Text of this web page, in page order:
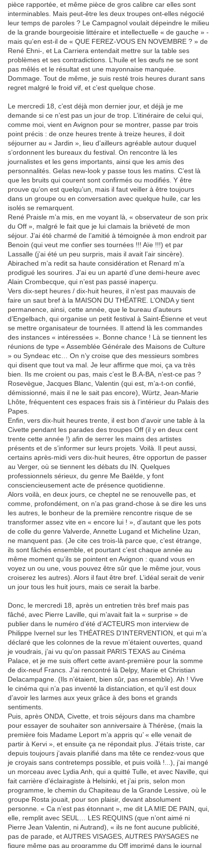
pièce rapportée, et même pièce de gros calibre car elles sont
interminables. Mais peut-être les deux troupes ont-elles négocié
leur temps de paroles ? Le Campagnol voulait dépeindre le milieu
de la grande bourgeoisie littéraire et intellectuelle « de gauche » -
mais qu’en est-il de « QUE FEREZ-VOUS EN NOVEMBRE ? » de
René Ehni-, et La Carriera entendait mettre sur la table ses
problèmes et ses contradictions. L’huile et les œufs ne se sont
pas mêlés et le résultat est une mayonnaise manquée.
Dommage. Tout de même, je suis resté trois heures durant sans
regret malgré le froid vif, et c’est quelque chose.
Le mercredi 18, c’est déjà mon dernier jour, et déjà je me
demande si ce n’est pas un jour de trop. L’itinéraire de celui qui,
comme moi, vient en Avignon pour se montrer, passe par trois
point précis : de onze heures trente à treize heures, il doit
séjourner au « Jardin », lieu d’ailleurs agréable autour duquel
s’ordonnent les bureaux du festival. On rencontre là les
journalistes et les gens importants, ainsi que les amis des
personnalités. Gelas new-look y passe tous les matins. C’est là
que les bruits qui courent sont confirmés ou modifiés. Y être
prouve qu’on est quelqu’un, mais il faut veiller à être toujours
dans un groupe ou en conversation avec quelque huile, car les
isolés se remarquent.
René Praisle m’a mis, en me voyant là, « observateur de son prix
du Off », malgré le fait que je lui clamais la brièveté de mon
séjour. J’ai été charmé de l’amitié à témoignée à mon endroit par
Benoin (qui veut me confier ses tournées !!! Aïe !!!) et par
Lassalle (j’ai été un peu surpris, mais il avait l’air sincère).
Abirached m’a redit sa haute considération et Renard m’a
prodigué les sourires. J’ai eu un aparté d’une demi-heure avec
Alain Crombecque, qui n’est pas passé inaperçu.
Vers dix-sept heures / dix-huit heures, il n’est pas mauvais de
faire un saut bref à la MAISON DU THÉATRE. L’ONDA y tient
permanence, ainsi, cette année, que le bureau d’auteurs
d’Engelbach, qui organise un petit festival à Saint-Étienne et veut
se mettre organisateur de tournées. Il attend là les commandes
des instances « intéressées ». Bonne chance ! Là se tiennent les
réunions de type « Assemblée Générale des Maisons de Culture
» ou Syndeac etc… On n’y croise que des messieurs sombres
qui disent que tout va mal. Je leur affirme que moi, ça va très
bien. Ils me croient ou pas, mais c’est le B.A-BA, n’est-ce pas ?
Rosevègue, Jacques Blanc, Valentin (qui est, m’a-t-on confié,
démissionné, mais il ne le sait pas encore), Würtz, Jean-Marie
Lhôte, fréquentent ces espaces frais sis à l’intérieur du Palais des
Papes.
Enfin, vers dix-huit heures trente, il est bon d’avoir une table à la
Civette pendant les parades des troupes Off (il y en deux cent
trente cette année !) afin de serrer les mains des artistes
présents et de s’informer sur leurs projets. Voilà. Il peut aussi,
certains après-midi vers dix-huit heures, être opportun de passer
au Verger, où se tiennent les débats du IN. Quelques
professionnels sérieux, du genre Me Baëlde, y font
consciencieusement acte de présence quotidienne.
Alors voilà, en deux jours, ce cheptel ne se renouvelle pas, et
comme, profondément, on n’a pas grand-chose à se dire les uns
les autres, le bonheur de la première rencontre risque de se
transformer assez vite en « encore lui ! », d’autant que les pots
de colle du genre Valverde, Annette Lugand et Micheline Uzan,
ne manquent pas. (Je cite ces trois-là parce que, c’est étrange,
ils sont fâchés ensemble, et pourtant c’est chaque année au
même moment qu’ils se pointent en Avignon : quand vous en
voyez un ou une, vous pouvez être sûr que le même jour, vous
croiserez les autres). Alors il faut être bref. L’idéal serait de venir
un jour tous les huit jours, mais ce serait la barbe.
Donc, le mercredi 18, après un entretien très bref mais pas
fâché, avec Pierre Laville, qui m’avait fait la « surprise » de
publier dans le numéro d’été d’ACTEURS mon interview de
Philippe Ivernel sur les THÉATRES D’INTERVENTION, et qui m’a
déclaré que les colonnes de la revue m’étaient ouvertes, quand
je voudrais, j’ai vu qu’on passait PARIS TEXAS au Cinéma
Palace, et je me suis offert cette avant-première pour la somme
de dix-neuf Francs. J’ai rencontré là Delpy, Marie et Christian
Delacampagne. (Ils n’étaient, bien sûr, pas ensemble). Ah ! Vive
le cinéma qui n’a pas inventé la distanciation, et qu’il est doux
d’avoir les larmes aux yeux grâce à des bons et grands
sentiments.
Puis, après ONDA, Civette, et trois séjours dans ma chambre
pour essayer de souhaiter son anniversaire à Thérèse, (mais la
première fois Madame Leport m’a appris qu’ « elle venait de
partir à Kervi », et ensuite ça ne répondait plus. J’étais triste, car
depuis toujours j’avais planifié dans ma tête ce rendez-vous que
je croyais sans contretemps possible, et puis voilà !...), j’ai mangé
un morceau avec Lydia Anh, qui a quitté Tulle, et avec Naville, qui
fait carrière d’éclairagiste à Helsinki, et j’ai pris, selon mon
programme, le chemin du Chapiteau de la Grande Lessive, où le
groupe Rosta jouait, pour son plaisir, devant absolument
personne. « Ca n’est pas étonnant », me dit LA MIE DE PAIN, qui,
elle, remplit avec SEUL… LES REQUINS (que n’ont aimé ni
Pierre Jean Valentin, ni Autrand), « ils ne font aucune publicité,
pas de parade, et AUTRES VISAGES, AUTRES PAYSAGES ne
figure même pas au programme du Off imprimé dans le journal